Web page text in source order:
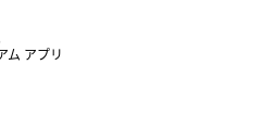
ム アプリ